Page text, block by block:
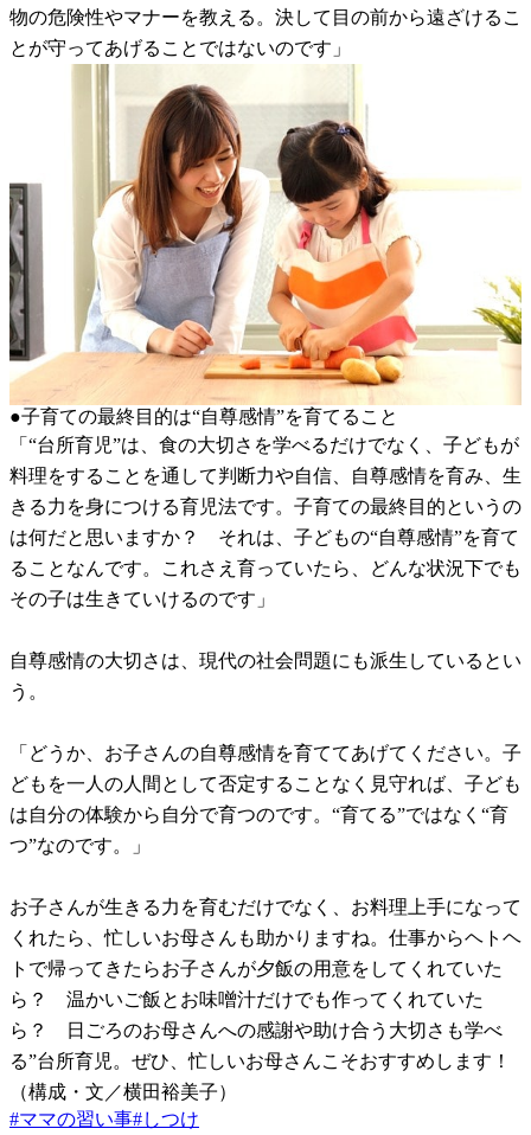
物の危険性やマナーを教える。決して目の前から遠ざけるこ
とが守ってあげることではないのです」
●子育ての最終目的は“自尊感情”を育てること
「“台所育児”は、食の大切さを学べるだけでなく、子どもが
料理をすることを通して判断力や自信、自尊感情を育み、生
きる力を身につける育児法です。子育ての最終目的というの
は何だと思いますか？ それは、子どもの“自尊感情”を育て
ることなんです。これさえ育っていたら、どんな状況下でも
その子は生きていけるのです」
自尊感情の大切さは、現代の社会問題にも派生しているとい
う。
「どうか、お子さんの自尊感情を育ててあげてください。子
どもを一人の人間として否定することなく見守れば、子ども
は自分の体験から自分で育つのです。“育てる”ではなく“育
つ”なのです。」
お子さんが生きる力を育むだけでなく、お料理上手になって
くれたら、忙しいお母さんも助かりますね。仕事からヘトヘ
トで帰ってきたらお子さんが夕飯の用意をしてくれていた
ら？ 温かいご飯とお味噌汁だけでも作ってくれていた
ら？ 日ごろのお母さんへの感謝や助け合う大切さも学べ
る”台所育児。ぜひ、忙しいお母さんこそおすすめします！
（構成・文／横田裕美子）
#ママの習い事#しつけ